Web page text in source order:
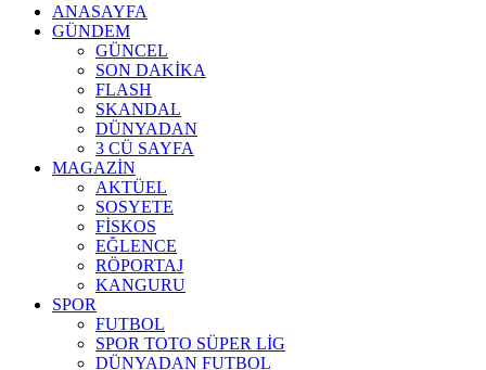
ANASAYFA
GÜNDEM
GÜNCEL
SON DAKİKA
FLASH
SKANDAL
DÜNYADAN
3 CÜ SAYFA
MAGAZİN
AKTÜEL
SOSYETE
FİSKOS
EĞLENCE
RÖPORTAJ
KANGURU
SPOR
FUTBOL
SPOR TOTO SÜPER LİG
DÜNYADAN FUTBOL